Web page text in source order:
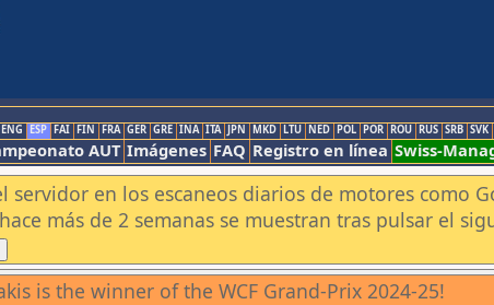
ENG ESP FAI FIN FRA GER GRE INA ITA JPN MKD LTU NED POL POR ROU RUS SRB SVK
AUT Imágenes FAQ Registro en línea Swiss-
servidor en los escaneos diarios de motores como
más de 2 semanas se muestran tras pulsar el
is the winner of the WCF Grand-Prix 2024-25!